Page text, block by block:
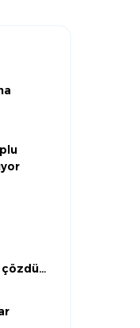
çözdü…